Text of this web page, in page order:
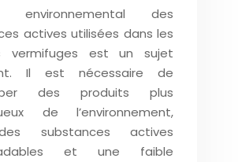
environnemental des
actives utilisées dans les
vermifuges est un sujet
Il est nécessaire de
des produits plus
de l’environnement,
substances actives
et une faible